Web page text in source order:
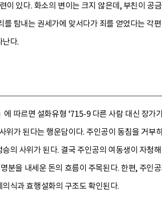
있다. 화소의 변이는 크지 않은데, 부친이 공
탐내는 권세가에 맞서다가 죄를 얻었다는 각
난다.
따르면 설화유형 ‘715-9 다른 사람 대신 장가
위가 된다는 행운담이다. 주인공이 동침을 거
의 사위가 된다. 결국 주인공의 여동생이 자청
분을 내세운 돈의 흐름이 주목된다. 한편, 주인
식과 효행설화의 구조도 확인된다.